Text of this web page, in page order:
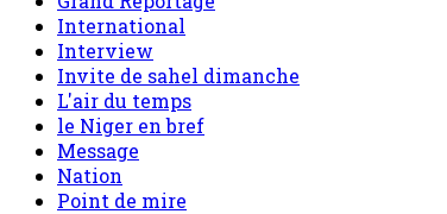
International
Interview
Invite de sahel dimanche
L'air du temps
le Niger en bref
Message
Nation
Point de mire